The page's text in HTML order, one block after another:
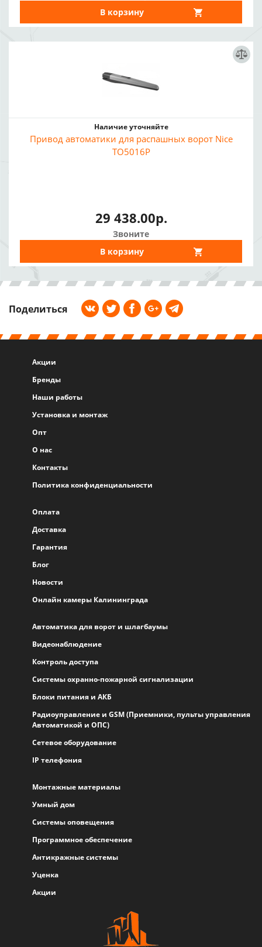
В корзину
Наличие уточняйте
Привод автоматики для распашных ворот Nice
TO5016P
29 438.00р.
Звоните
В корзину
Поделиться
Акции
Бренды
Наши работы
Установка и монтаж
Опт
О нас
Контакты
Политика конфиденциальности
Оплата
Доставка
Гарантия
Блог
Новости
Онлайн камеры Калининграда
Автоматика для ворот и шлагбаумы
Видеонаблюдение
Контроль доступа
Системы охранно-пожарной сигнализации
Блоки питания и АКБ
Радиоуправление и GSM (Приемники, пульты управления
Автоматикой и ОПС)
Сетевое оборудование
IP телефония
Монтажные материалы
Умный дом
Системы оповещения
Программное обеспечение
Антикражные системы
Уценка
Акции